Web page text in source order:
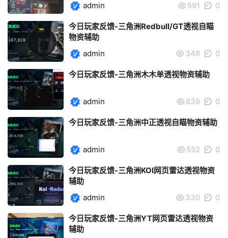
admin
591 0
今日玩家反馈-三角洲Redbull/GT透视自瞄
物资辅助
admin
348 0
今日玩家反馈-三角洲木木单透视物资辅助
admin 839 0
今日玩家反馈-三角洲中正透视自瞄物资辅助
admin 552 0
今日玩家反馈-三角洲KOI网页雷达透视物资
辅助
admin
330 0
今日玩家反馈-三角洲YT网页雷达透视物资
辅助